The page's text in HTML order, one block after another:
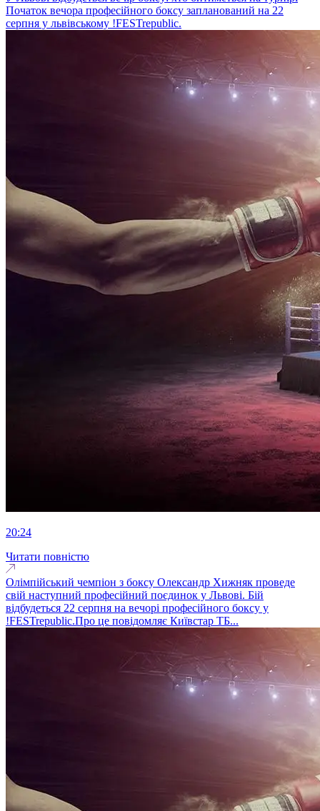
Початок вечора професійного боксу запланований на 22
серпня у львівському !FESTrepublic.
20:24
Читати повністю
Олімпійський чемпіон з боксу Олександр Хижняк проведе
свій наступний професійний поєдинок у Львові. Бій
відбудеться 22 серпня на вечорі професійного боксу у
!FESTrepublic.Про це повідомляє Київстар ТБ...